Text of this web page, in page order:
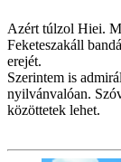
Azért túlzol Hiei.
Feketeszakáll
erejét.
Szerintem is
nyilvánvalóan.
közöttetek lehet.